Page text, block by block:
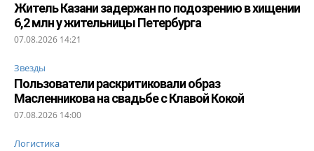
Житель Казани задержан по подозрению в хищении
6,2 млн у жительницы Петербурга
07.08.2026 14:21
Звезды
Пользователи раскритиковали образ
Масленникова на свадьбе с Клавой Кокой
07.08.2026 14:00
Логистика